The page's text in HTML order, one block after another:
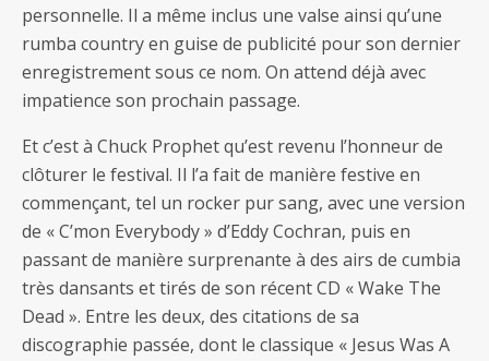
personnelle. Il a même inclus une valse ainsi qu’une
rumba country en guise de publicité pour son dernier
enregistrement sous ce nom. On attend déjà avec
impatience son prochain passage.
Et c’est à Chuck Prophet qu’est revenu l’honneur de
clôturer le festival. Il l’a fait de manière festive en
commençant, tel un rocker pur sang, avec une version
de « C’mon Everybody » d’Eddy Cochran, puis en
passant de manière surprenante à des airs de cumbia
très dansants et tirés de son récent CD « Wake The
Dead ». Entre les deux, des citations de sa
discographie passée, dont le classique « Jesus Was A